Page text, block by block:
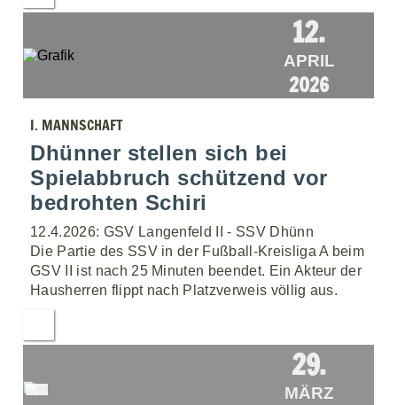
12.
APRIL
2026
I. MANNSCHAFT
Dhünner stellen sich bei
Spielabbruch schützend vor
bedrohten Schiri
12.4.2026: GSV Langenfeld II - SSV Dhünn
Die Partie des SSV in der Fußball-Kreisliga A beim
GSV II ist nach 25 Minuten beendet. Ein Akteur der
Hausherren flippt nach Platzverweis völlig aus.
29.
MÄRZ